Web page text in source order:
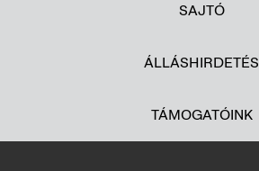
SAJTÓ
ÁLLÁSHIRDETÉS
TÁMOGATÓINK